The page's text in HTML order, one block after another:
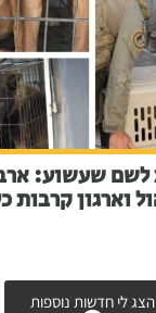
לשם שעשוע:
וארגון קרבות
הצג לי חדשות נוספות